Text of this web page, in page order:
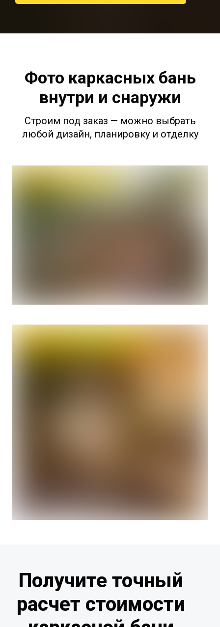
Фото каркасных бань
внутри и снаружи
Строим под заказ — можно выбрать
любой дизайн, планировку и отделку
Получите точный
расчет стоимости